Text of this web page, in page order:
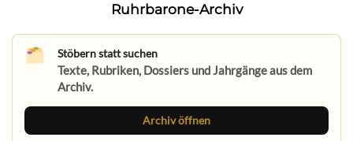
Ruhrbarone-Archiv
Stöbern statt suchen
Texte, Rubriken, Dossiers und Jahrgänge aus dem
Archiv.
Archiv öffnen